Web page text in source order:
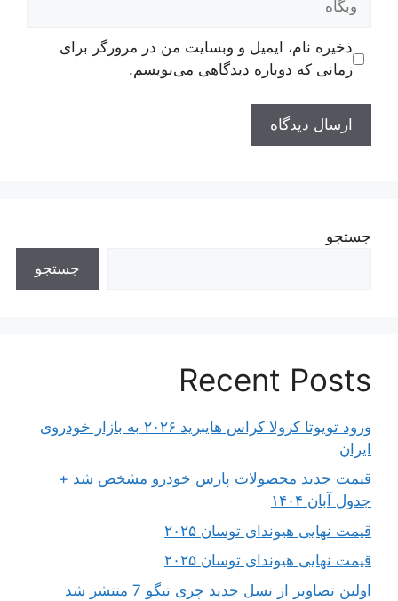
ذخیره نام، ایمیل و وبسایت من در مرورگر برای
زمانی که دوباره دیدگاهی می‌نویسم.
جستجو
جستجو
Recent Posts
ورود تویوتا کرولا کراس هایبرید ۲۰۲۶ به بازار خودروی
ایران
قیمت جدید محصولات پارس خودرو مشخص شد +
جدول آبان ۱۴۰۴
قیمت نهایی هیوندای توسان ۲۰۲۵
قیمت نهایی هیوندای توسان ۲۰۲۵
اولین تصاویر از نسل جدید چری تیگو 7 منتشر شد